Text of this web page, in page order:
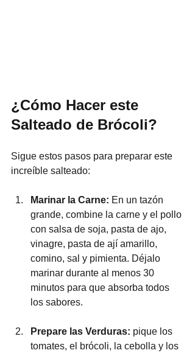
¿Cómo Hacer este
Salteado de Brócoli?
Sigue estos pasos para preparar este
increíble salteado:
Marinar la Carne: En un tazón
grande, combine la carne y el pollo
con salsa de soja, pasta de ajo,
vinagre, pasta de ají amarillo,
comino, sal y pimienta. Déjalo
marinar durante al menos 30
minutos para que absorba todos
los sabores.
Prepare las Verduras: pique los
tomates, el brócoli, la cebolla y los